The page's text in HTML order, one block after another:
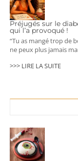
Préjugés sur le
qui l’a provoqué !
“Tu as mangé trop de
ne peux plus jamais
>>> LIRE LA SUITE